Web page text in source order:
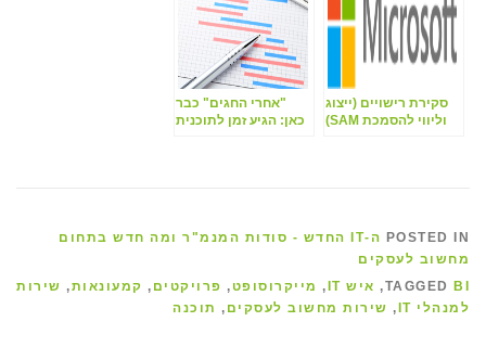
סקירת רישויים (ייצוג
וליווי להסמכת SAM)
"אחרי החגים" כבר
כאן: הגיע זמן לתוכנית
POSTED IN
ה-IT החדש - סודות המנמ"ר ומה חדש בתחום
מחשוב לעסקים
TAGGED BI
, איש IT , מייקרוסופט , פרויקטים , קמעונאות, שירות
למנהלי IT
, שירות מחשוב לעסקים , תוכנה